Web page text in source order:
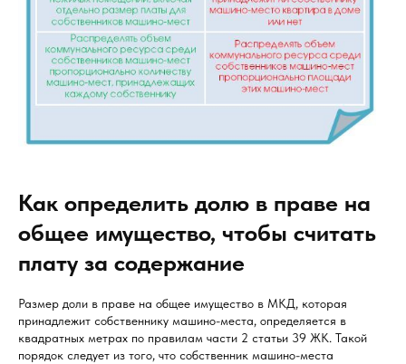
Как определить долю в праве на
общее имущество, чтобы считать
плату за содержание
Размер доли в праве на общее имущество в МКД, которая
принадлежит собственнику машино-места, определяется в
квадратных метрах по правилам части 2 статьи 39 ЖК. Такой
порядок следует из того, что собственник машино-места